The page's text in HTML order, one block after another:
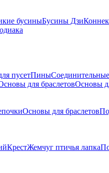
бусиныБусины Дзи
пусетПиныСоединительные
для браслетовОсновы
Основы для браслетов
КрестЖемчуг птичья лапка